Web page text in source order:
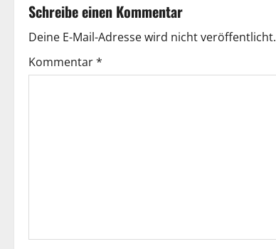
r
a
g
i
Schreibe einen Kommentar
Deine E-Mail-Adresse wird nicht veröffentlicht.
Kommentar*